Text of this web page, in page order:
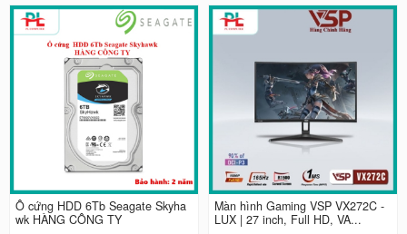
Ổ cứng HDD 6Tb Seagate Skyha
wk HÀNG CÔNG TY
Màn hình Gaming VSP VX272C -
LUX | 27 inch, Full HD, VA...